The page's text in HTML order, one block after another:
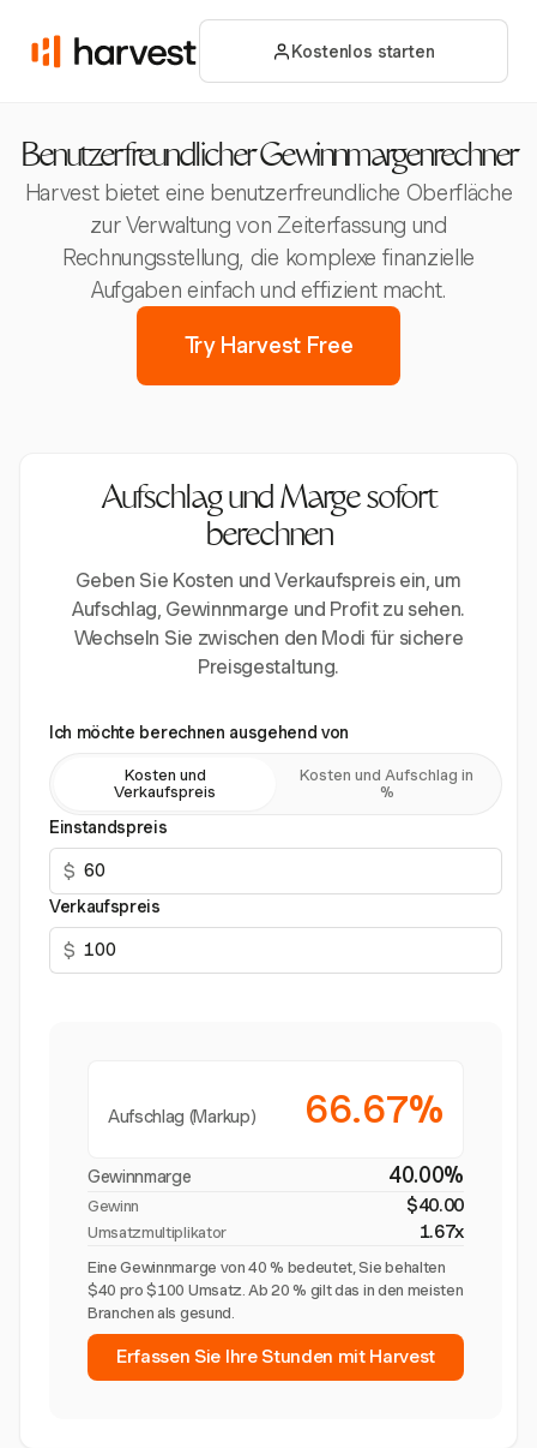
Kostenlos starten
Benutzerfreundlicher Gewinnmargenrechner
Harvest bietet eine benutzerfreundliche Oberfläche
zur Verwaltung von Zeiterfassung und
Rechnungsstellung, die komplexe finanzielle
Aufgaben einfach und effizient macht.
Try Harvest Free
Aufschlag und Marge sofort
berechnen
Geben Sie Kosten und Verkaufspreis ein, um
Aufschlag, Gewinnmarge und Profit zu sehen.
Wechseln Sie zwischen den Modi für sichere
Preisgestaltung.
Ich möchte berechnen ausgehend von
Kosten und
Verkaufspreis
Kosten und Aufschlag in
%
Einstandspreis
$
Verkaufspreis
$
Aufschlag (Markup) 66.67%
Gewinnmarge 40.00%
Gewinn $40.00
Umsatzmultiplikator 1.67x
Eine Gewinnmarge von 40 % bedeutet, Sie behalten
$40 pro $100 Umsatz. Ab 20 % gilt das in den meisten
Branchen als gesund.
Erfassen Sie Ihre Stunden mit Harvest